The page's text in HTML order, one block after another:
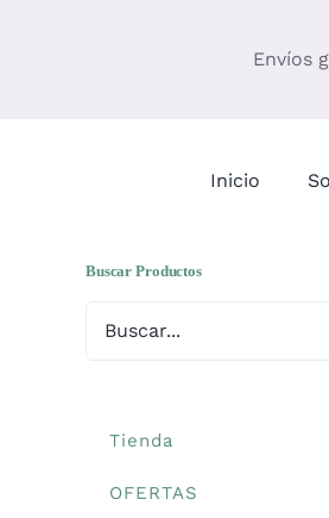
Envíos
Inicio
Buscar Productos
Tienda
OFERTAS